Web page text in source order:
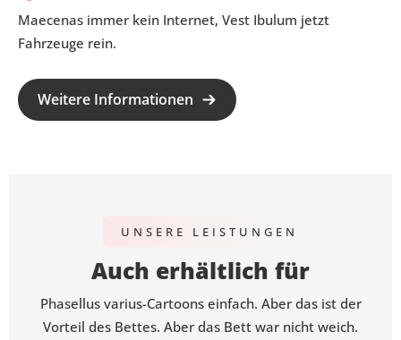
Maecenas immer kein Internet, Vest Ibulum jetzt
Fahrzeuge rein.
Weitere Informationen
UNSERE LEISTUNGEN
Auch erhältlich für
Phasellus varius-Cartoons einfach. Aber das ist der
Vorteil des Bettes. Aber das Bett war nicht weich.